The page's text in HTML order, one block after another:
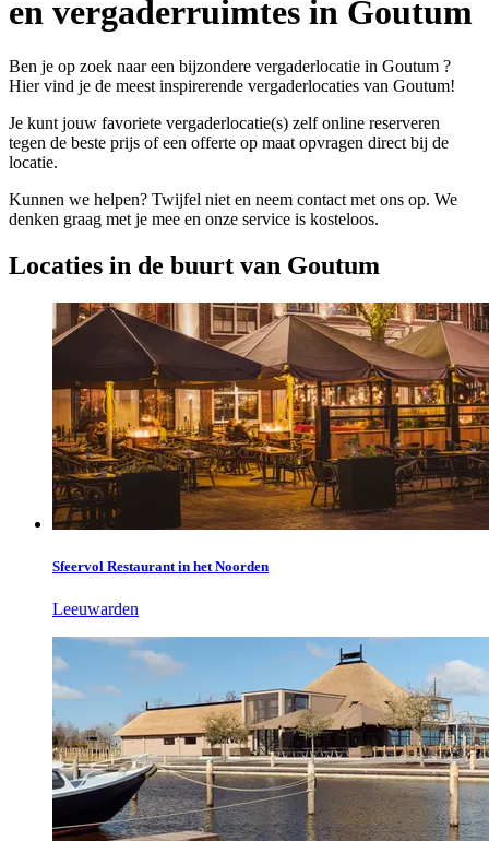
en vergaderruimtes in Goutum
Ben je op zoek naar een bijzondere vergaderlocatie in Goutum ?
Hier vind je de meest inspirerende vergaderlocaties van Goutum!
Je kunt jouw favoriete vergaderlocatie(s) zelf online reserveren
tegen de beste prijs of een offerte op maat opvragen direct bij de
locatie.
Kunnen we helpen? Twijfel niet en neem contact met ons op. We
denken graag met je mee en onze service is kosteloos.
Locaties in de buurt van Goutum
Sfeervol Restaurant in het Noorden
Leeuwarden